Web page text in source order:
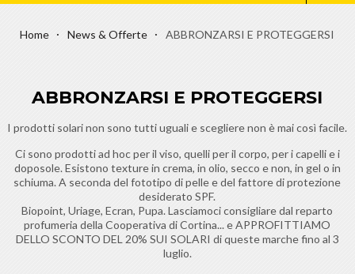
Home News & Offerte ABBRONZARSI E PROTEGGERSI
ABBRONZARSI E PROTEGGERSI
I prodotti solari non sono tutti uguali e scegliere non è mai così facile.
Ci sono prodotti ad hoc per il viso, quelli per il corpo, per i capelli e i
doposole. Esistono texture in crema, in olio, secco e non, in gel o in
schiuma. A seconda del fototipo di pelle e del fattore di protezione
desiderato SPF.
Biopoint, Uriage, Ecran, Pupa. Lasciamoci consigliare dal reparto
profumeria della Cooperativa di Cortina... e APPROFITTIAMO
DELLO SCONTO DEL 20% SUI SOLARI di queste marche fino al 3
luglio.